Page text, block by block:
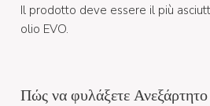
Il prodotto deve essere il più
olio EVO.
Πώς να φυλάξετε